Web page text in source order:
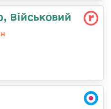
Військовий